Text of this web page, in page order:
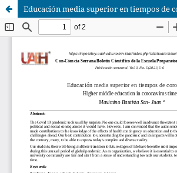
Educación media superior en tiempos de